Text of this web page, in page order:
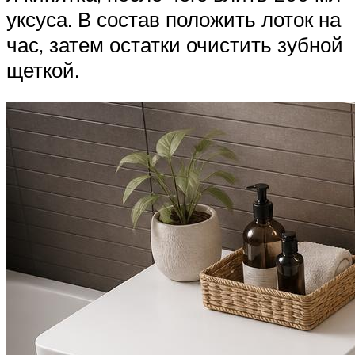
уксуса. В состав положить лоток на
час, затем остатки очистить зубной
щеткой.